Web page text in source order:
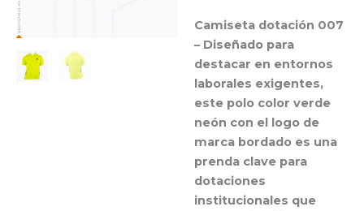
Camiseta dotación 007
– Diseñado para
destacar en entornos
laborales exigentes,
este polo color verde
neón con el logo de
marca bordado es una
prenda clave para
dotaciones
institucionales que